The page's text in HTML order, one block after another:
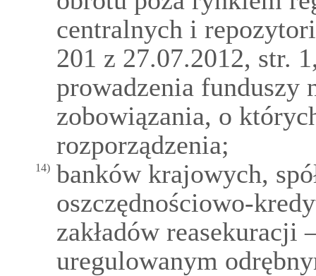
centralnych i
201 z 27.07.2012, str.
prowadzenia funduszy
zobowiązania, o
rozporządzenia;
14) banków krajowych,
oszczędnościowo-
zakładów reasekuracji
uregulowanym